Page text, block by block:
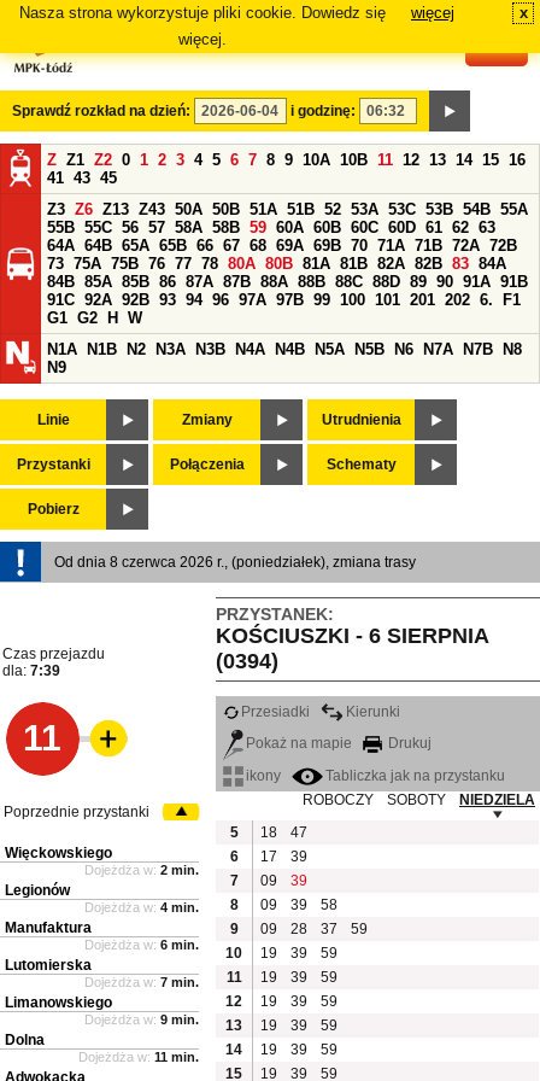
Nasza strona wykorzystuje pliki cookie. Dowiedz się
więcej.
więcej x
Sprawdź rozkład na dzień: i godzinę:
Z Z1 Z2 0 1 2 3 4 5 6 7 8 9 10A 10B 11 12 13 14 15 16
41 43 45
Z3 Z6 Z13 Z43 50A 50B 51A 51B 52 53A 53C 53B 54B 55A
55B 55C 56 57 58A 58B 59 60A 60B 60C 60D 61 62 63
64A 64B 65A 65B 66 67 68 69A 69B 70 71A 71B 72A 72B
73 75A 75B 76 77 78 80A 80B 81A 81B 82A 82B 83 84A
84B 85A 85B 86 87A 87B 88A 88B 88C 88D 89 90 91A 91B
91C 92A 92B 93 94 96 97A 97B 99 100 101 201 202 6.
F1
G1 G2 H
W
N1A
N1B N2 N3A N3B N4A N4B N5A N5B N6 N7A N7B
N8
N9
Linie Zmiany Utrudnienia
Przystanki Połączenia Schematy
Pobierz
Od dnia 8 czerwca 2026 r., (poniedziałek), zmiana trasy
PRZYSTANEK:
KOŚCIUSZKI - 6 SIERPNIA
(0394)
Czas przejazdu
dla: 7:39
11
Przesiadki
Kierunki
Pokaż na mapie
Drukuj
ikony
Tabliczka jak na przystanku
ROBOCZY
SOBOTY
NIEDZIELA
5
18
47
6
17
39
7
09
39
8
09 39
58
9
09 28 37
59
10
19 39
59
11
19 39
59
12
19 39
59
13
19 39
59
14
19 39
59
15
19 39 59
Poprzednie przystanki
Więckowskiego
Dojeżdża w: 2 min.
Legionów
Dojeżdża w: 4 min.
Manufaktura
Dojeżdża w: 6 min.
Lutomierska
Dojeżdża w: 7 min.
Limanowskiego
Dojeżdża w: 9 min.
Dolna
Dojeżdża w: 11 min.
Adwokacka